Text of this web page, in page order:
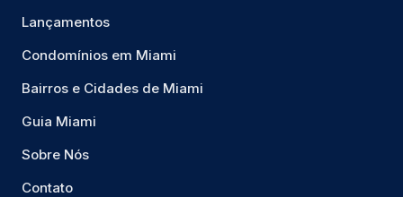
Lançamentos
Condomínios em Miami
Bairros e Cidades de Miami
Guia Miami
Sobre Nós
Contato